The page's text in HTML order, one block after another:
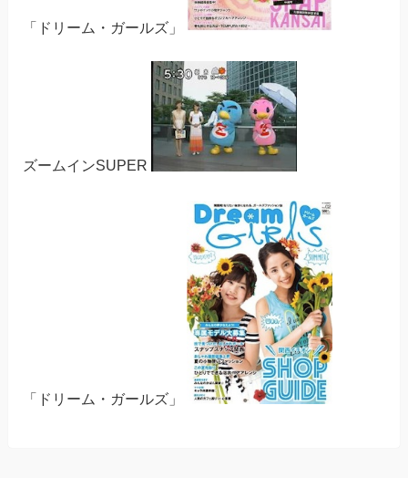
「ドリーム・ガールズ」
ズームインSUPER
「ドリーム・ガールズ」